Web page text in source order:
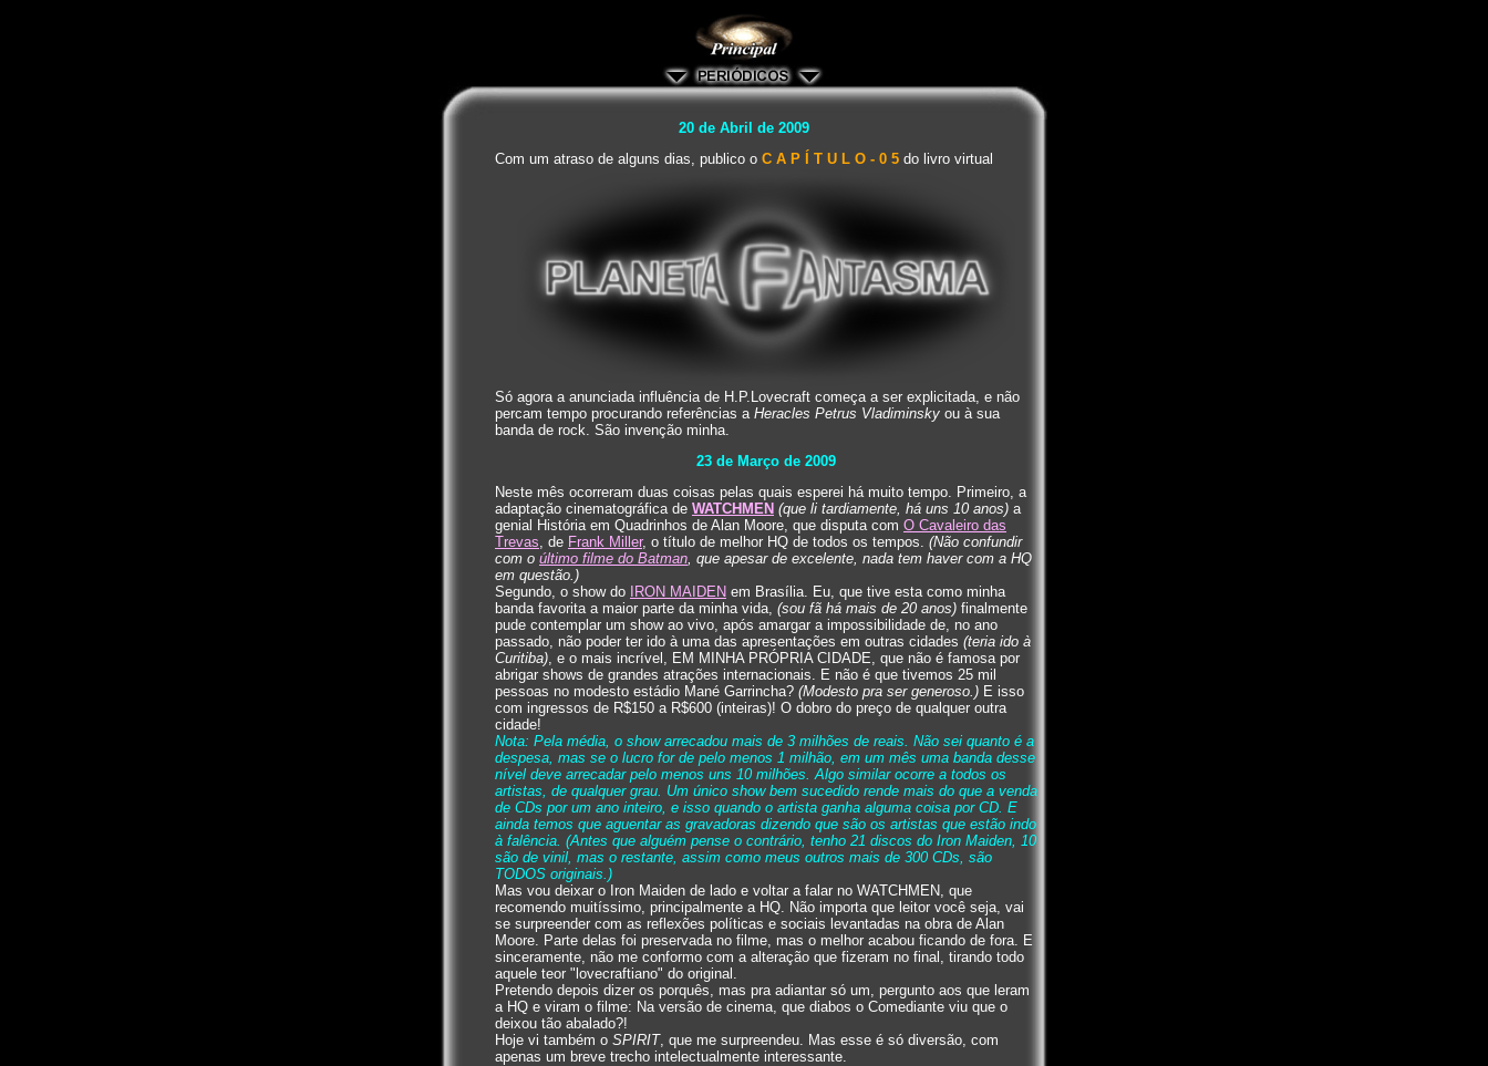
20 de Abril de 2009
Com um atraso de alguns dias, publico o C A P Í T U L O - 0 5 do livro virtual
Só agora a anunciada influência de H.P.Lovecraft começa a ser explicitada, e não
percam tempo procurando referências a Heracles Petrus Vladiminsky ou à sua
banda de rock. São invenção minha.
23 de Março de 2009
Neste mês ocorreram duas coisas pelas quais esperei há muito tempo. Primeiro, a
adaptação cinematográfica de WATCHMEN (que li tardiamente, há uns 10 anos) a
genial História em Quadrinhos de Alan Moore, que disputa com O Cavaleiro das
Trevas, de Frank Miller, o título de melhor HQ de todos os tempos. (Não confundir
com o último filme do Batman, que apesar de excelente, nada tem haver com a HQ
em questão.)
Segundo, o show do
IRON MAIDEN em Brasília. Eu, que tive esta como minha
banda favorita a maior parte da minha vida, (sou fã há mais de 20 anos) finalmente
pude contemplar um show ao vivo, após amargar a impossibilidade de, no ano
passado, não poder ter ido à uma das apresentações em outras cidades (teria ido à
Curitiba), e o mais incrível, EM MINHA PRÓPRIA CIDADE, que não é famosa por
abrigar shows de grandes atrações internacionais. E não é que tivemos 25 mil
pessoas no modesto estádio Mané Garrincha? (Modesto pra ser generoso.) E isso
com ingressos de R$150 a R$600 (inteiras)! O dobro do preço de qualquer outra
cidade!
Nota: Pela média, o show arrecadou mais de 3 milhões de reais. Não sei quanto é a
despesa, mas se o lucro for de pelo menos 1 milhão, em um mês uma banda desse
nível deve arrecadar pelo menos uns 10 milhões. Algo similar ocorre a todos os
artistas, de qualquer grau. Um único show bem sucedido rende mais do que a venda
de CDs por um ano inteiro, e isso quando o artista ganha alguma coisa por CD. E
ainda temos que aguentar as gravadoras dizendo que são os artistas que estão indo
à falência. (Antes que alguém pense o contrário, tenho 21 discos do Iron Maiden, 10
são de vinil, mas o restante, assim como meus outros mais de 300 CDs, são
TODOS originais.)
Mas vou deixar o Iron Maiden de lado e voltar a falar no WATCHMEN, que
recomendo muitíssimo, principalmente a HQ. Não importa que leitor você seja, vai
se surpreender com as reflexões políticas e sociais levantadas na obra de Alan
Moore. Parte delas foi preservada no filme, mas o melhor acabou ficando de fora. E
sinceramente, não me conformo com a alteração que fizeram no final, tirando todo
aquele teor "lovecraftiano" do original.
Pretendo depois dizer os porquês, mas pra adiantar só um, pergunto aos que leram
a HQ e viram o filme: Na versão de cinema, que diabos o Comediante viu que o
deixou tão abalado?!
Hoje vi também o SPIRIT, que me surpreendeu. Mas esse é só diversão, com
apenas um breve trecho intelectualmente interessante.